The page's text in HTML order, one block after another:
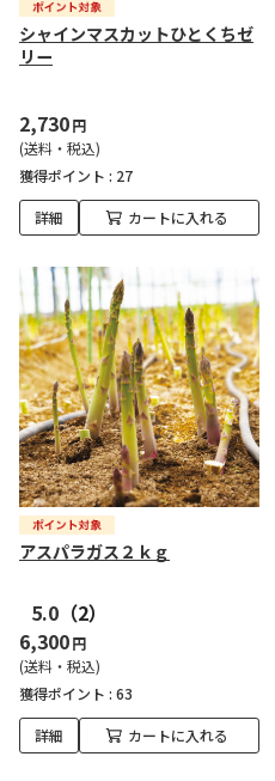
シャインマスカットひとくちゼ
リー
2,730円
(送料・税込)
獲得ポイント : 27
詳細 カートに入れる
アスパラガス２ｋｇ
5.0 （2）
6,300円
(送料・税込)
獲得ポイント : 63
詳細 カートに入れる